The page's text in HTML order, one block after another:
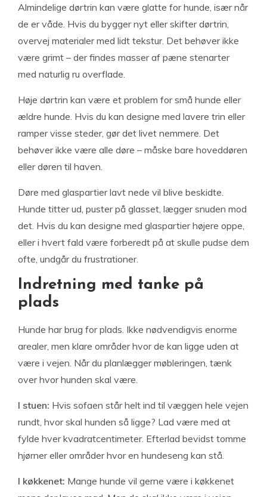
Almindelige dørtrin kan være glatte for hunde, især når
de er våde. Hvis du bygger nyt eller skifter dørtrin,
overvej materialer med lidt tekstur. Det behøver ikke
være grimt – der findes masser af pæne stenarter
med naturlig ru overflade.
Høje dørtrin kan være et problem for små hunde eller
ældre hunde. Hvis du kan designe med lavere trin eller
ramper visse steder, gør det livet nemmere. Det
behøver ikke være alle døre – måske bare hoveddøren
eller døren til haven.
Døre med glaspartier lavt nede vil blive beskidte.
Hunde titter ud, puster på glasset, lægger snuden mod
det. Hvis du kan designe med glaspartier højere oppe,
eller i hvert fald være forberedt på at skulle pudse dem
ofte, undgår du frustrationer.
Indretning med tanke på
plads
Hunde har brug for plads. Ikke nødvendigvis enorme
arealer, men klare områder hvor de kan ligge uden at
være i vejen. Når du planlægger møbleringen, tænk
over hvor hunden skal være.
I stuen: Hvis sofaen står helt ind til væggen hele vejen
rundt, hvor skal hunden så ligge? Lad være med at
fylde hver kvadratcentimeter. Efterlad bevidst tomme
hjørner eller områder hvor en hundeseng kan stå.
I køkkenet: Mange hunde vil gerne være i køkkenet